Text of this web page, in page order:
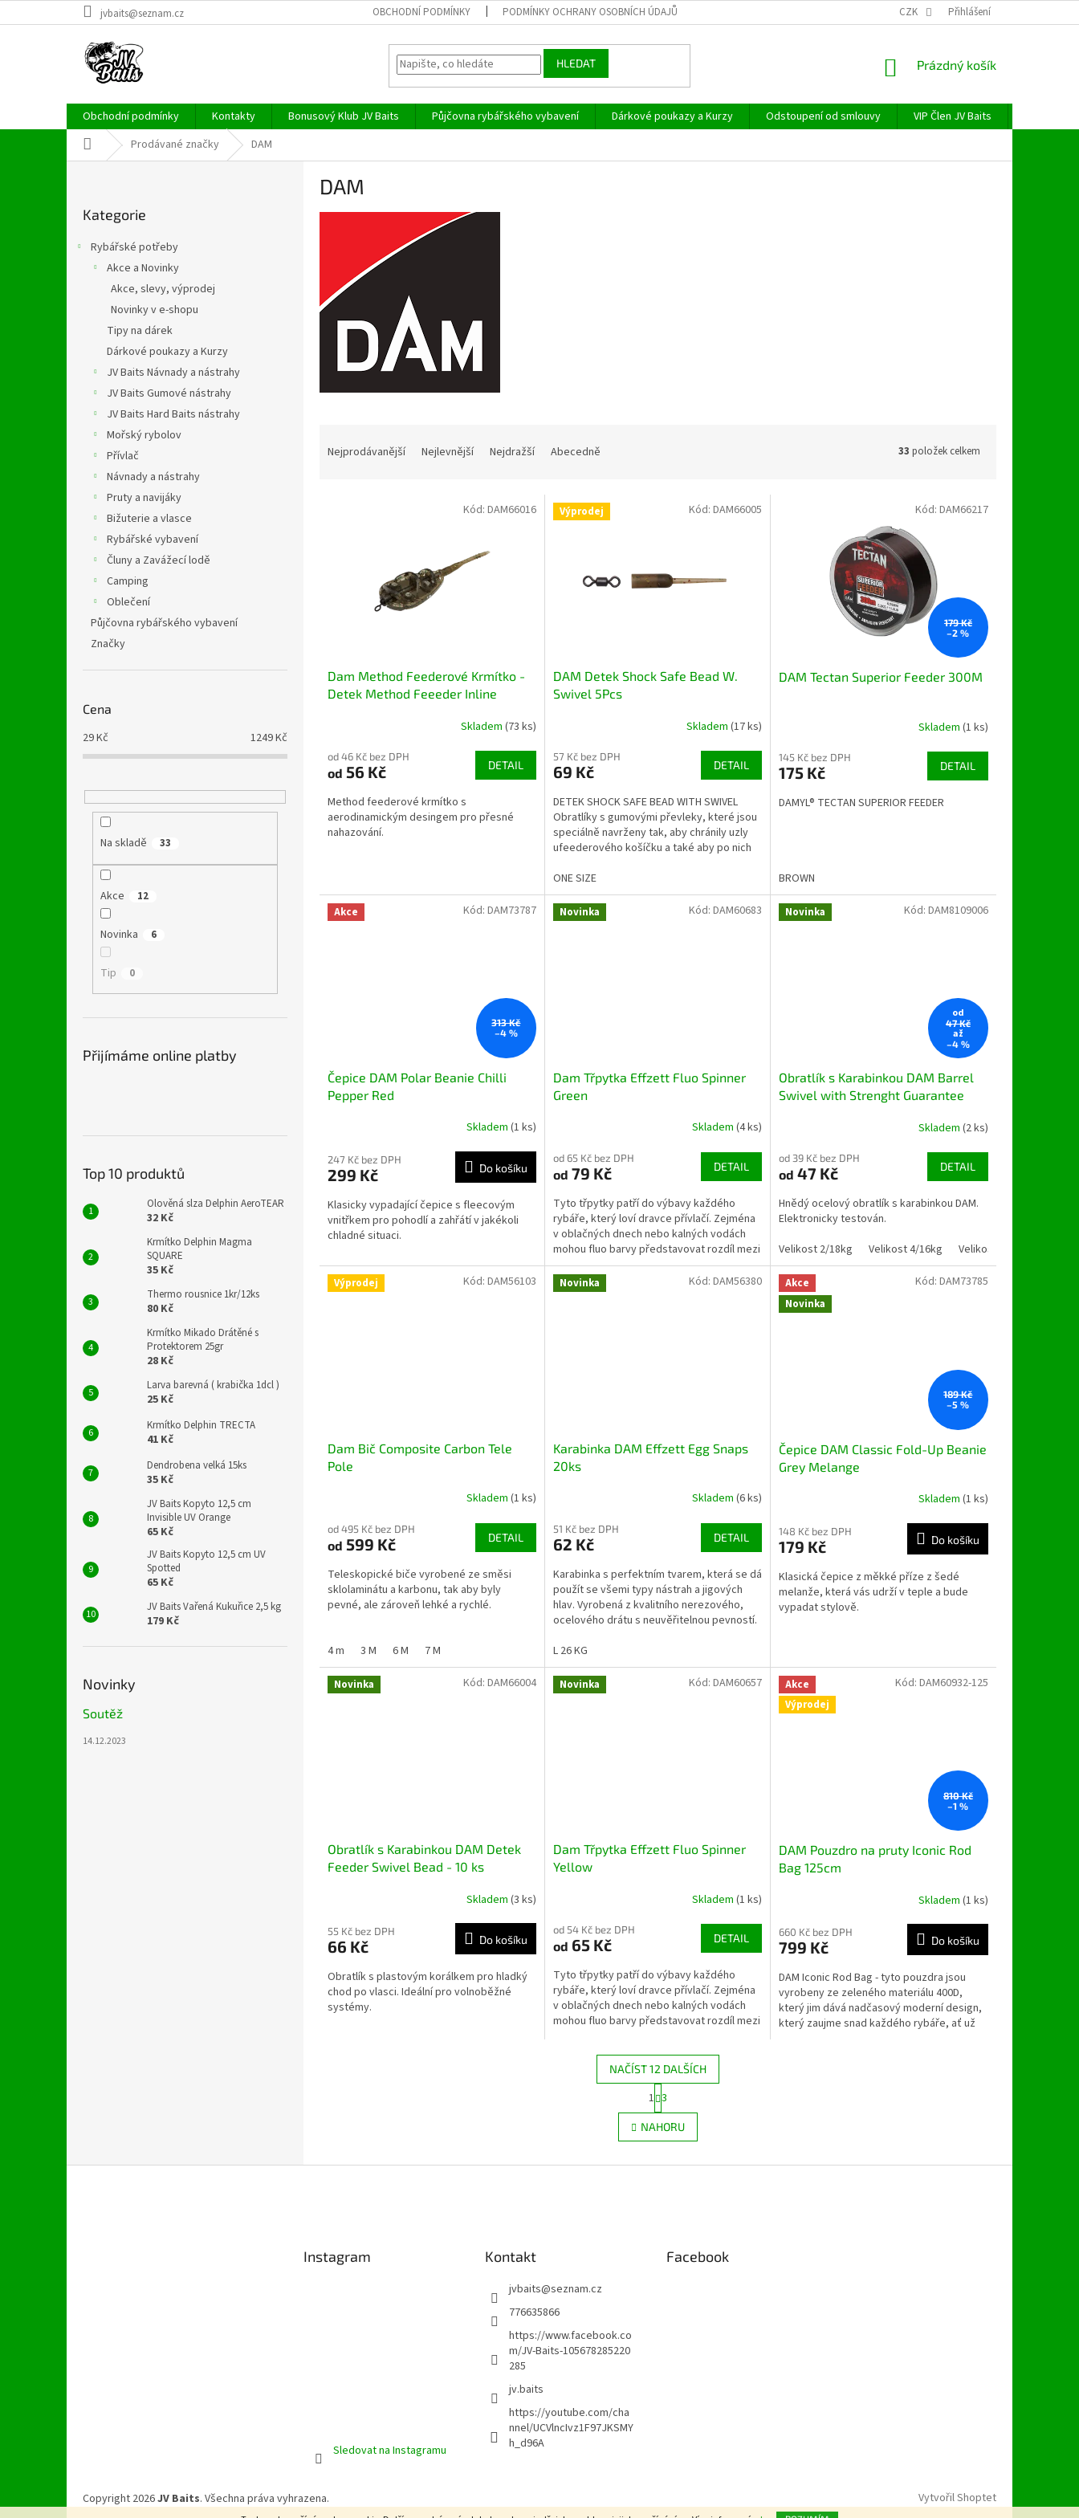
na
jvbaits@seznam.cz OBCHODNÍ PODMÍNKY PODMÍNKY OCHRANY OSOBNÍCH ÚDAJŮ CZK Přihlášení
HLEDAT
NÁKUPNÍ
Prázdný košík
Obchodní podmínky Kontakty Bonusový Klub JV Baits Půjčovna rybářského vybavení Dárkové poukazy a Kurzy Odstoupení od smlouvy VIP Člen JV Baits
Domů Prodávané značky DAM
kategorie
Kategorie
Rybářské potřeby
Akce a Novinky
Akce, slevy, výprodej
Novinky v e-shopu
Tipy na dárek
Dárkové poukazy a Kurzy
JV Baits Návnady a nástrahy
JV Baits Gumové nástrahy
JV Baits Hard Baits nástrahy
Mořský rybolov
Přívlač
Návnady a nástrahy
Pruty a navijáky
Bižuterie a vlasce
Rybářské vybavení
Čluny a Zavážecí lodě
Camping
Oblečení
Půjčovna rybářského vybavení
Značky
Cena
29Kč 1249Kč
Na skladě 33
Akce 12
Novinka 6
Tip 0
Přijímáme online platby
Top 10 produktů
Olověná slza Delphin AeroTEAR
32 Kč
Krmítko Delphin Magma
SQUARE
35 Kč
Thermo rousnice 1kr/12ks
80 Kč
Krmítko Mikado Drátěné s
Protektorem 25gr
28 Kč
Larva barevná ( krabička 1dcl )
25 Kč
Krmítko Delphin TRECTA
41 Kč
Dendrobena velká 15ks
35 Kč
JV Baits Kopyto 12,5 cm
Invisible UV Orange
65 Kč
JV Baits Kopyto 12,5 cm UV
Spotted
65 Kč
JV Baits Vařená Kukuřice 2,5 kg
179 Kč
Novinky
Soutěž
14.12.2023
DAM
Nejprodávanější Nejlevnější Nejdražší Abecedně 33 položek celkem
Dam Method Feederové Krmítko -
Detek Method Feeeder Inline
Skladem (73 ks)
od 46 Kč bez DPH
od 56 Kč DETAIL
Method feederové krmítko s
aerodinamickým desingem pro přesné
nahazování.
Kód: DAM66016 Výprodej
DAM Detek Shock Safe Bead W.
Swivel 5Pcs
Skladem (17 ks)
57 Kč bez DPH
69 Kč DETAIL
DETEK SHOCK SAFE BEAD WITH SWIVEL
Obratlíky s gumovými převleky, které jsou
speciálně navrženy tak, aby chránily uzly
ufeederového košíčku a také aby po nich
ONE SIZE
Kód: DAM66005
179 Kč
–2 %
DAM Tectan Superior Feeder 300M
Skladem (1 ks)
145 Kč bez DPH
175 Kč DETAIL
DAMYL® TECTAN SUPERIOR FEEDER
BROWN
Kód: DAM66217
Akce
313 Kč
–4 %
Čepice DAM Polar Beanie Chilli
Pepper Red
Skladem (1 ks)
247 Kč bez DPH
299 Kč Do košíku
Klasicky vypadající čepice s fleecovým
vnitřkem pro pohodlí a zahřátí v jakékoli
chladné situaci.
Kód: DAM73787 Novinka
Dam Třpytka Effzett Fluo Spinner
Green
Skladem (4 ks)
od 65 Kč bez DPH
od 79 Kč DETAIL
Tyto třpytky patří do výbavy každého
rybáře, který loví dravce přívlačí. Zejména
v oblačných dnech nebo kalných vodách
mohou fluo barvy představovat rozdíl mezi
úspěchem a...
Kód: DAM60683 Novinka
od
47 Kč
až
–4 %
Obratlík s Karabinkou DAM Barrel
Swivel with Strenght Guarantee
Skladem (2 ks)
od 39 Kč bez DPH
od 47 Kč DETAIL
Hnědý ocelový obratlík s karabinkou DAM.
Elektronicky testován.
Velikost 2/18kg
Velikost 4/16kg Velikost 6/14kg
Kód: DAM8109006
Výprodej
Dam Bič Composite Carbon Tele
Pole
Skladem (1 ks)
od 495 Kč bez DPH
od 599 Kč DETAIL
Teleskopické biče vyrobené ze směsi
sklolaminátu a karbonu, tak aby byly
pevné, ale zároveň lehké a rychlé.
4 m 3 M 6 M 7 M
Kód: DAM56103 Novinka
Karabinka DAM Effzett Egg Snaps
20ks
Skladem (6 ks)
51 Kč bez DPH
62 Kč DETAIL
Karabinka s perfektním tvarem, která se dá
použít se všemi typy nástrah a jigových
hlav. Vyrobená z kvalitního nerezového,
ocelového drátu s neuvěřitelnou pevností.
L 26 KG
Kód: DAM56380
Akce
Novinka
189 Kč
–5 %
Čepice DAM Classic Fold-Up Beanie
Grey Melange
Skladem (1 ks)
148 Kč bez DPH
179 Kč Do košíku
Klasická čepice z měkké příze z šedé
melanže, která vás udrží v teple a bude
vypadat stylově.
Kód: DAM73785
Novinka
Obratlík s Karabinkou DAM Detek
Feeder Swivel Bead - 10 ks
Skladem (3 ks)
55 Kč bez DPH
66 Kč Do košíku
Obratlík s plastovým korálkem pro hladký
chod po vlasci. Ideální pro volnoběžné
systémy.
Kód: DAM66004 Novinka
Dam Třpytka Effzett Fluo Spinner
Yellow
Skladem (1 ks)
od 54 Kč bez DPH
od 65 Kč DETAIL
Tyto třpytky patří do výbavy každého
rybáře, který loví dravce přívlačí. Zejména
v oblačných dnech nebo kalných vodách
mohou fluo barvy představovat rozdíl mezi
Kód: DAM60657
Akce
Výprodej
810 Kč
–1 %
DAM Pouzdro na pruty Iconic Rod
Bag 125cm
Skladem (1 ks)
660 Kč bez DPH
799 Kč Do košíku
DAM Iconic Rod Bag - tyto pouzdra jsou
vyrobeny ze zeleného materiálu 400D,
který jim dává nadčasový moderní design,
který zaujme snad každého rybáře, ať už
Kód: DAM60932-125
O
v
l
d
NAČÍST 12 DALŠÍCH
S
t
r
á
n
1 3
NAHORU
Instagram
Sledovat na Instagramu
Kontakt
jvbaits@seznam.cz
776635866
https://www.facebook.co
m/JV-Baits-105678285220
285
jv.baits
https://youtube.com/cha
nnel/UCVlncIvz1F97JKSMY
h_d96A
Facebook
Vytvořil Shoptet
Copyright 2026JV Baits. Všechna práva vyhrazena.